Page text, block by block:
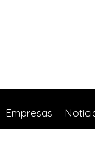
Empresas